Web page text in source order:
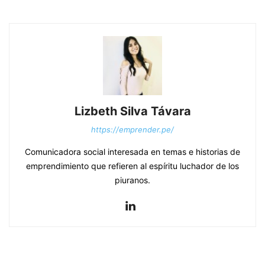
Lizbeth Silva Távara
https://emprender.pe/
Comunicadora social interesada en temas e historias de
emprendimiento que refieren al espíritu luchador de los
piuranos.